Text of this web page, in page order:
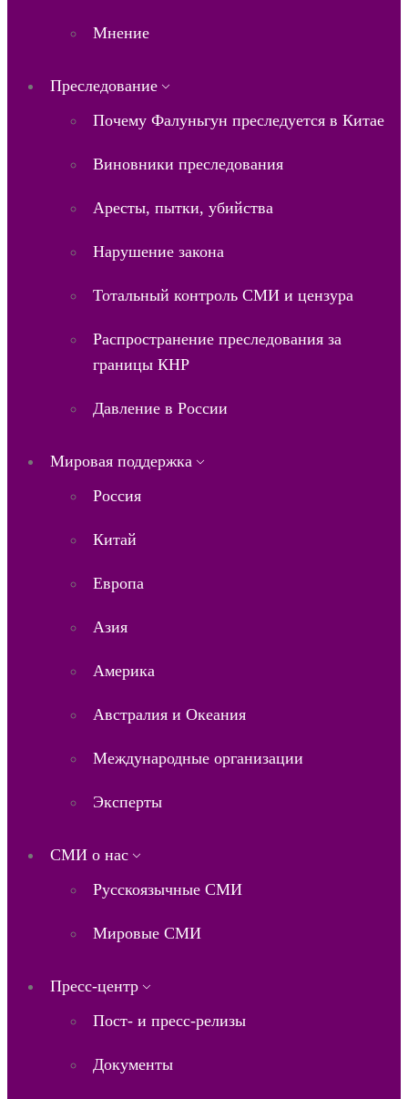
Мнение
Преследование
Почему Фалуньгун преследуется в Китае
Виновники преследования
Аресты, пытки, убийства
Нарушение закона
Тотальный контроль СМИ и цензура
Распространение преследования за
границы КНР
Давление в России
Мировая поддержка
Россия
Китай
Европа
Азия
Америка
Австралия и Океания
Международные организации
Эксперты
СМИ о нас
Русскоязычные СМИ
Мировые СМИ
Пресс-центр
Пост- и пресс-релизы
Документы